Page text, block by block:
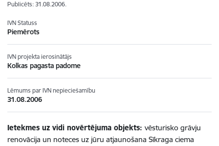
Publicēts: 31.08.2006.
IVN Statuss
Piemērots
IVN projekta ierosinātājs
Kolkas pagasta padome
Lēmums par IVN nepieciešamību
31.08.2006
Ietekmes uz vidi novērtējuma objekts: vēsturisko grāvju
renovācija un noteces uz jūru atjaunošana Sīkraga ciema